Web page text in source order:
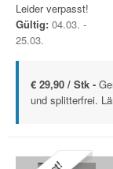
Leider verpasst!
Gültig: 04.03. -
25.03.
€ 29,90 / Stk -
und splitterfrei.